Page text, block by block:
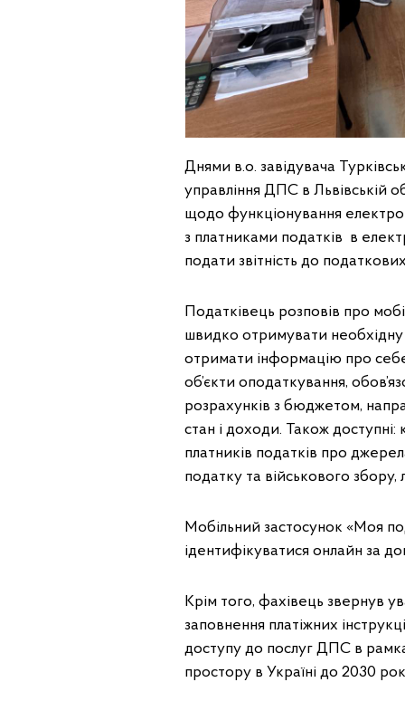
Днями в.о. завідувача
управління ДПС в Львівській
щодо функціонування
з платниками податків в
подати звітність до
Податківець розповів про
швидко отримувати необхідну
отримати інформацію про
об’єкти оподаткування,
розрахунків з бюджетом,
стан і доходи. Також доступні:
платників податків про
податку та військового
Мобільний застосунок «Моя
ідентифікуватися онлайн за
Крім того, фахівець звернув
заповнення платіжних
доступу до послуг ДПС в рамках
простору в Україні до 2030